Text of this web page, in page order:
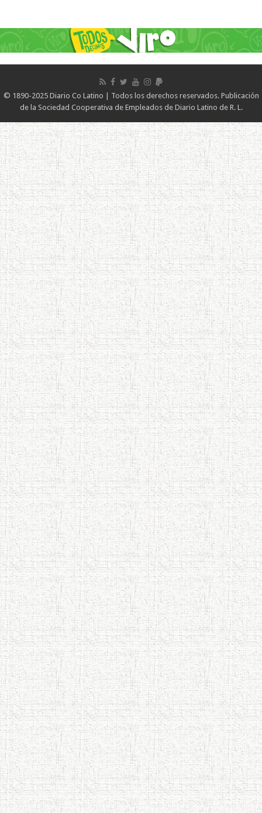
© 1890-2025 Diario Co Latino | Todos los derechos reservados. Publicación
de la Sociedad Cooperativa de Empleados de Diario Latino de R. L.